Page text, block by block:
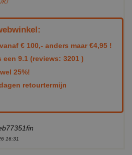
€ 100,- anders maar €4,95 !
een 9.1 (reviews: 3201 )
25%!
retourtermijn
16:31